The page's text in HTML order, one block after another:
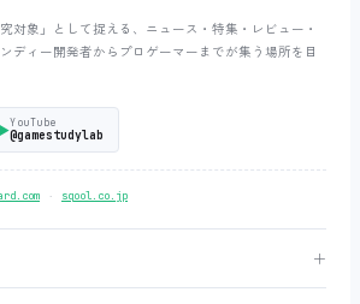
対象」として捉える、ニュース・特集・レビュー・
ディー開発者からプロゲーマーまでが集う場所を目
YouTube
@gamestudylab
‧ sqool.co.jp
＋